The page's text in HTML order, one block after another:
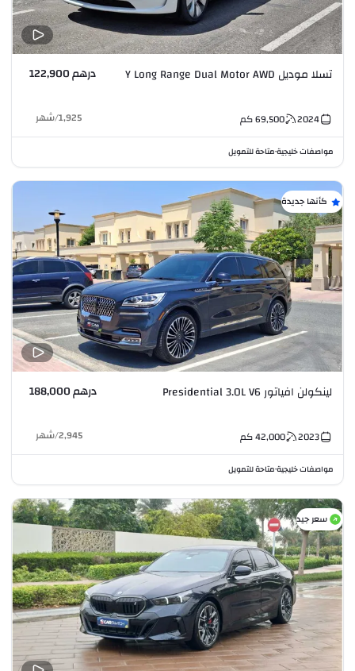
تسلا موديل Y Long Range Dual Motor AWD درهم 122,900
2024
69,500كم 1,925
/شهر
مواصفات خليجية•متاحة للتمويل
كأنها جديدة
لينكولن افياتور Presidential 3.0L V6 درهم 188,000
2023
42,000كم 2,945
/شهر
مواصفات خليجية•متاحة للتمويل
سعر جيد